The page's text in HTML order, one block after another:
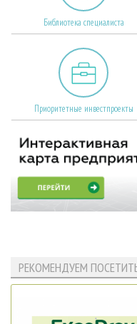
Библиотека специалиста
Приоритетные инвестпроекты
РЕКОМЕНДУЕМ